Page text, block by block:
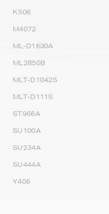
K506
M4072
ML-D1630A
ML2850B
MLT-D1042S
MLT-D111S
ST966A
SU100A
SU234A
SU444A
Y406